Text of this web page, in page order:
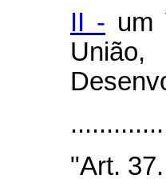
II - um
"Art.